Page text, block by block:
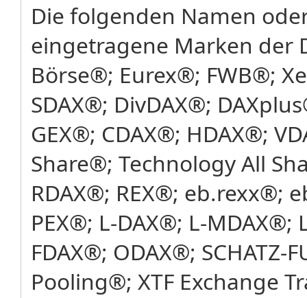
Die folgenden Namen
eingetragene Marken der
Börse®; Eurex®; FWB®;
SDAX®; DivDAX®;
GEX®; CDAX®; HDAX®;
Share®; Technology All
RDAX®; REX®; eb.rexx®;
PEX®; L-DAX®; L-MDAX®;
FDAX®; ODAX®; SCHATZ-
Pooling®; XTF Exchange